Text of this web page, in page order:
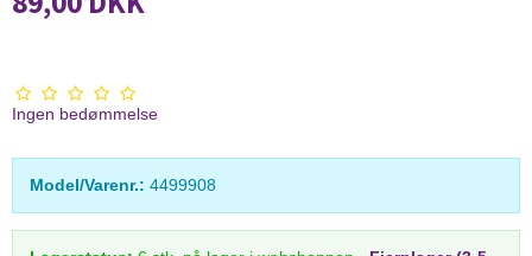
Ingen bedømmelse
Model/Varenr.: 4499908